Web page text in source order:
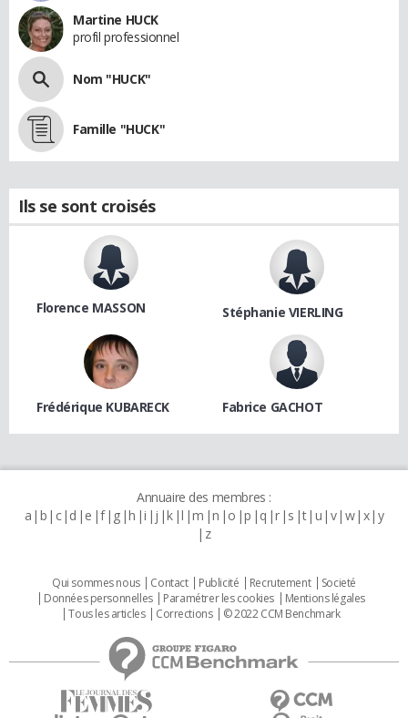
Martine HUCK
profil professionnel
Nom "HUCK"
Famille "HUCK"
Ils se sont croisés
Florence MASSON Stéphanie VIERLING
Frédérique KUBARECK Fabrice GACHOT
Annuaire des membres :
a b c d e f g h i j k l m n o p q r s t u v w x y
z
Qui sommes nous Contact Publicité Recrutement
Societé
Données personnelles
Paramétrer les cookies
Mentions légales
Tous les articles
Corrections © 2022 CCM Benchmark